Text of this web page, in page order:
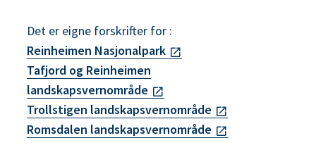
Det er eigne forskrifter for :
Reinheimen Nasjonalpark
Tafjord og Reinheimen
landskapsvernområde
Trollstigen landskapsvernområde
Romsdalen landskapsvernområde